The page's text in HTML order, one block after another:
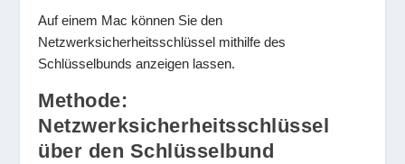
Auf einem Mac können Sie den
Netzwerksicherheitsschlüssel mithilfe des
Schlüsselbunds anzeigen lassen.
Methode:
Netzwerksicherheitsschlüssel
über den Schlüsselbund